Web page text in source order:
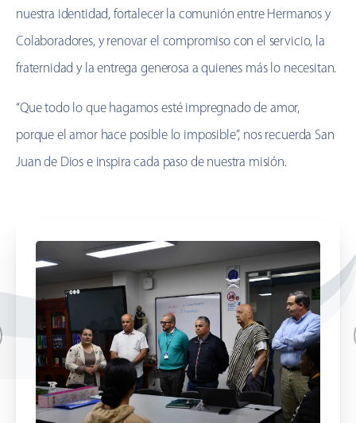
nuestra identidad, fortalecer la comunión entre Hermanos y
Colaboradores, y renovar el compromiso con el servicio, la
fraternidad y la entrega generosa a quienes más lo necesitan.
“Que todo lo que hagamos esté impregnado de amor,
porque el amor hace posible lo imposible”, nos recuerda San
Juan de Dios e inspira cada paso de nuestra misión.